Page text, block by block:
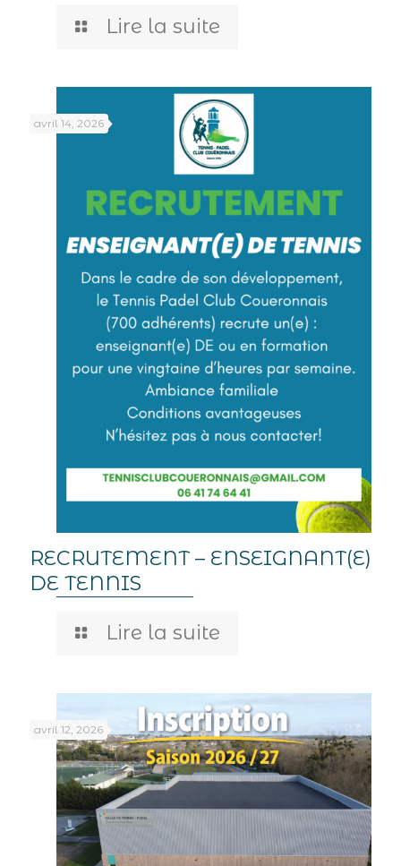
Lire la suite
avril 14, 2026
RECRUTEMENT – ENSEIGNANT(E)
DE TENNIS
Lire la suite
avril 12, 2026